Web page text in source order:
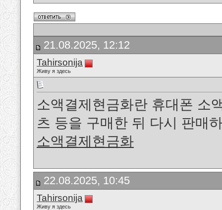
21.08.2025, 12:12
Tahirsonija
Живу я здесь
소액결제현금화란 휴대폰 소
츠 등을 구매한 뒤 다시 판매
소액결제현금화
22.08.2025, 10:45
Tahirsonija
Живу я здесь